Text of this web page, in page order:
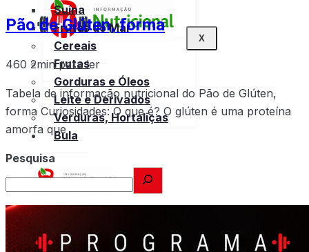
X
Suína
Frutos do Mar
Cereais
Frutas
Gorduras e Óleos
Leite e Derivados
Verduras, Hortaliças
Bula
Pão de Glúten, forma
460 2min para ler
Tabela de informação nutricional do Pão de Glúten,
forma Curiosidades: O que é? O glúten é uma proteína
amorfa que
Pesquisa